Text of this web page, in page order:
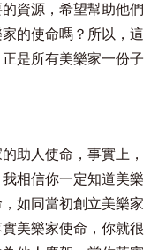
資源，希望幫助他們
的使命嗎？所以，這
是所有美樂家一份子
助人使命，事實上，
相信你一定知道美樂
如同當初創立美樂家
美樂家使命，你就很